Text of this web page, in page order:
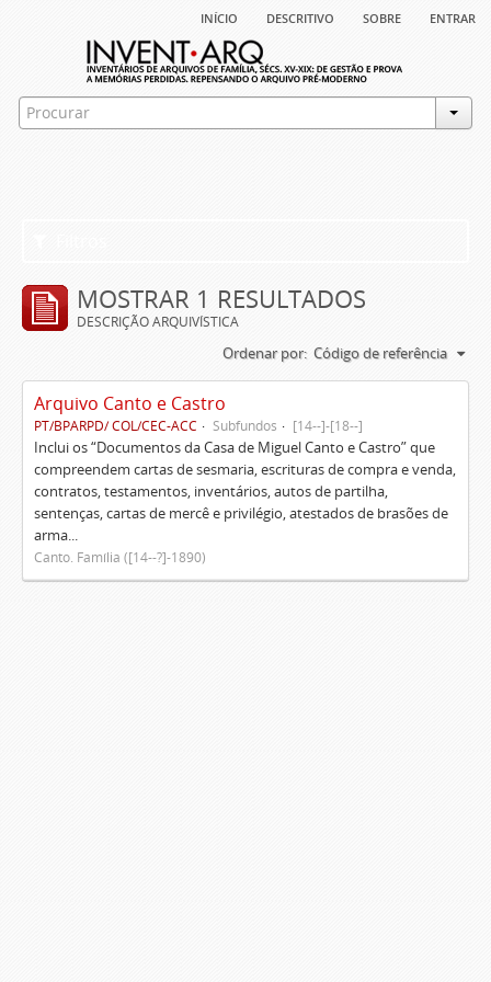
início descritivo sobre entrar
MOSTRAR 1 RESULTADOS
DESCRIÇÃO ARQUIVÍSTICA
Ordenar por: Código de referência
Arquivo Canto e Castro
PT/BPARPD/ COL/CEC-ACC Subfundos [14--]-[18--]
Inclui os “Documentos da Casa de Miguel Canto e Castro” que
compreendem cartas de sesmaria, escrituras de compra e venda,
contratos, testamentos, inventários, autos de partilha,
sentenças, cartas de mercê e privilégio, atestados de brasões de
arma...
Canto. Família ([14--?]-1890)